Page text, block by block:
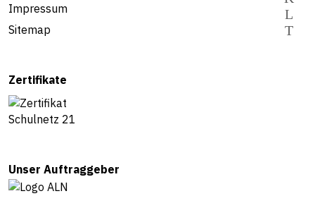
Impressum
Sitemap
Zertifikate
Unser Auftraggeber